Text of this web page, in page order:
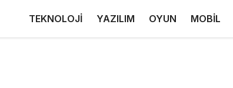
TEKNOLOJİ YAZILIM OYUN MOBİL